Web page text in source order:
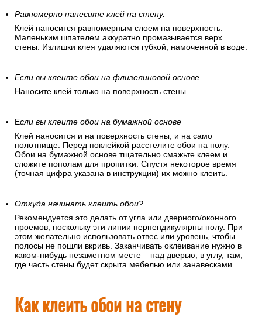
Равномерно нанесите клей на стену.
Клей наносится равномерным слоем на поверхность.
Маленьким шпателем аккуратно промазывается верх
стены. Излишки клея удаляются губкой, намоченной в воде.
Если вы клеите обои на флизелиновой основе
Наносите клей только на поверхность стены.
Если вы клеите обои на бумажной основе
Клей наносится и на поверхность стены, и на само
полотнище. Перед поклейкой расстелите обои на полу.
Обои на бумажной основе тщательно смажьте клеем и
сложите пополам для пропитки. Спустя некоторое время
(точная цифра указана в инструкции) их можно клеить.
Откуда начинать клеить обои?
Рекомендуется это делать от угла или дверного/оконного
проемов, поскольку эти линии перпендикулярны полу. При
этом желательно использовать отвес или уровень, чтобы
полосы не пошли вкривь. Заканчивать оклеивание нужно в
каком-нибудь незаметном месте – над дверью, в углу, там,
где часть стены будет скрыта мебелью или занавесками.
Как клеить обои на стену